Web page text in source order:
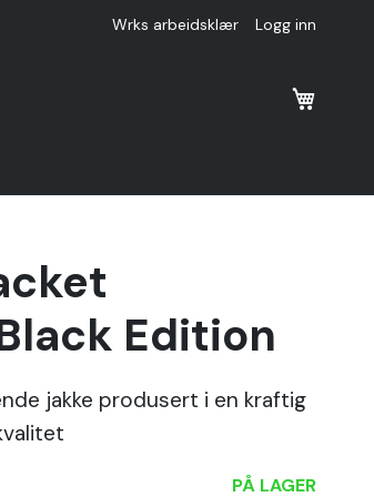
Wrks arbeidsklær Logg inn
Edition
jakke produsert i en kraftig
PÅ LAGER